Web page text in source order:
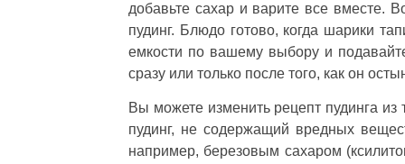
добавьте сахар и варите все вместе.
пудинг. Блюдо готово, когда шарики
емкости по вашему выбору и
сразу или только после того, как он
Вы можете изменить рецепт пудинга
пудинг, не содержащий вредных
например, березовым сахаром